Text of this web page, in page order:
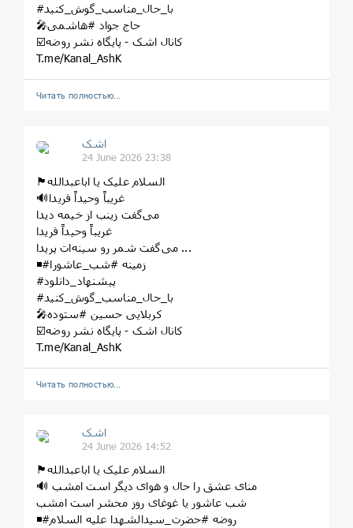
#با_حال_مناسب_گوش_کنید
🎤حاج جواد #هاشمی
☑️کانال اشک - پایگاه نشر روضه
T.me/Kanal_AshK
Читать полностью…
اشک
24 June 2026 23:38
🏴السلام علیک یا اباعبدالله
🔊غریباً وحیداً فریدا
می‌گفت زینب از خیمه دیدا
غریباً وحیداً فریدا
می‌گفت شمر رو سینه‌ات پریدا ...
◾️#زمینه #شب_عاشورا
#پیشنهاد_دانلود
#با_حال_مناسب_گوش_کنید
🎤کربلایی حسین #ستوده
☑️کانال اشک - پایگاه نشر روضه
T.me/Kanal_AshK
Читать полностью…
اشک
24 June 2026 14:52
🏴السلام علیک یا اباعبدالله
🔊 منای عشق را حال و هوای دیگر است امشب
شب عاشور یا غوغای روز محشر است امشب
◾️#روضه #حضرت_سیدالشهدا علیه السلام